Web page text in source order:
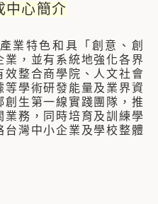
中心簡介
業特色和具「創意、創
，並有系統地強化各界
效整合商學院、人文社會
學術研發能量及業界資
生第一線實踐團隊，推
業務，同時培育及訓練學
台灣中小企業及學校整體